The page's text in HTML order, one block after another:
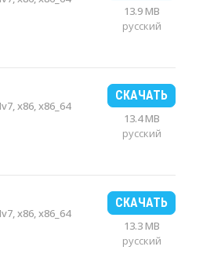
13.9 MB
русский
x86, x86_64
СКАЧАТЬ
13.4 MB
русский
x86, x86_64
СКАЧАТЬ
13.3 MB
русский